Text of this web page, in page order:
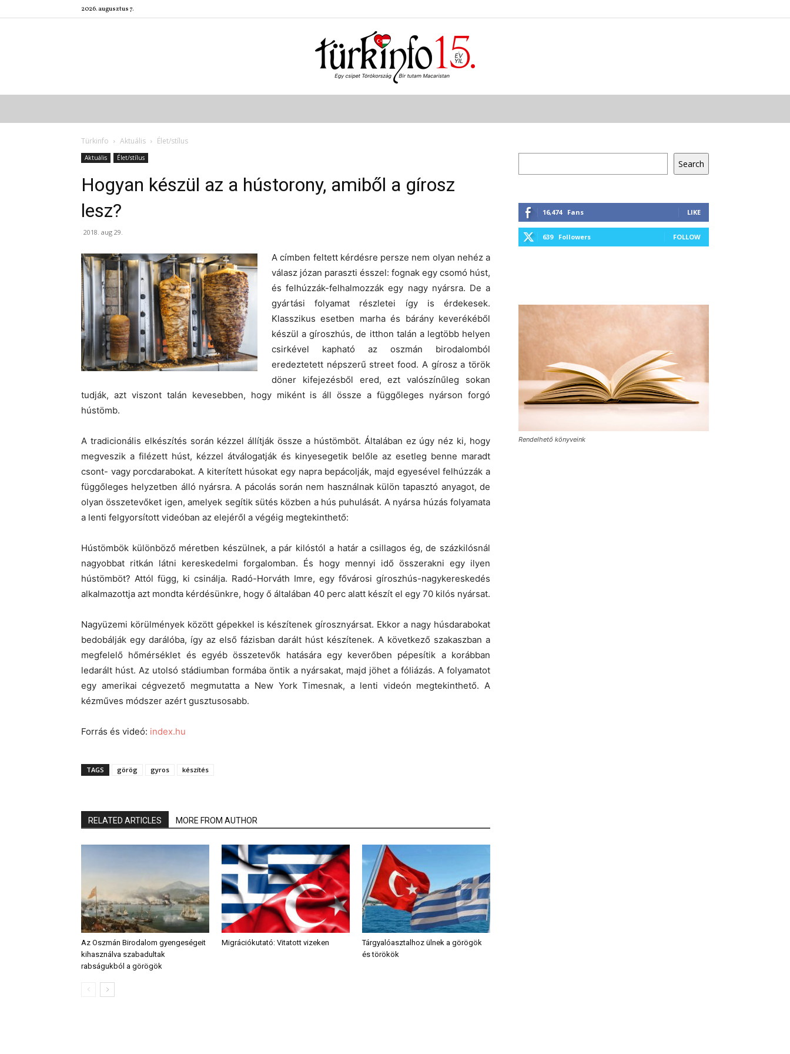
2026. augusztus 7.
Türkinfo
Türkinfo Aktuális Élet/stílus
Aktuális Élet/stílus
Hogyan készül az a hústorony, amiből a gírosz
lesz?
2018. aug 29.
A címben feltett kérdésre persze nem olyan nehéz a
válasz józan paraszti ésszel: fognak egy csomó húst,
és felhúzzák-felhalmozzák egy nagy nyársra. De a
gyártási folyamat részletei így is érdekesek.
Klasszikus esetben marha és bárány keverékéből
készül a gíroszhús, de itthon talán a legtöbb helyen
csirkével kapható az oszmán birodalomból
eredeztetett népszerű street food. A gírosz a török
döner kifejezésből ered, ezt valószínűleg sokan
tudják, azt viszont talán kevesebben, hogy miként is áll össze a függőleges nyárson forgó
hústömb.
A tradicionális elkészítés során kézzel állítják össze a hústömböt. Általában ez úgy néz ki, hogy
megveszik a filézett húst, kézzel átválogatják és kinyesegetik belőle az esetleg benne maradt
csont- vagy porcdarabokat. A kiterített húsokat egy napra bepácolják, majd egyesével felhúzzák a
függőleges helyzetben álló nyársra. A pácolás során nem használnak külön tapasztó anyagot, de
olyan összetevőket igen, amelyek segítik sütés közben a hús puhulását. A nyársa húzás folyamata
a lenti felgyorsított videóban az elejéről a végéig megtekinthető:
Hústömbök különböző méretben készülnek, a pár kilóstól a határ a csillagos ég, de százkilósnál
nagyobbat ritkán látni kereskedelmi forgalomban. És hogy mennyi idő összerakni egy ilyen
hústömböt? Attól függ, ki csinálja. Radó-Horváth Imre, egy fővárosi gíroszhús-nagykereskedés
alkalmazottja azt mondta kérdésünkre, hogy ő általában 40 perc alatt készít el egy 70 kilós nyársat.
Nagyüzemi körülmények között gépekkel is készítenek gírosznyársat. Ekkor a nagy húsdarabokat
bedobálják egy darálóba, így az első fázisban darált húst készítenek. A következő szakaszban a
megfelelő hőmérséklet és egyéb összetevők hatására egy keverőben pépesítik a korábban
ledarált húst. Az utolsó stádiumban formába öntik a nyársakat, majd jöhet a fóliázás. A folyamatot
egy amerikai cégvezető megmutatta a New York Timesnak, a lenti videón megtekinthető. A
kézműves módszer azért gusztusosabb.
Forrás és videó: index.hu
TAGS görög gyros készítés
RELATED ARTICLES MORE FROM AUTHOR
Az Oszmán Birodalom gyengeségeit
kihasználva szabadultak
rabságukból a görögök
Migrációkutató: Vitatott vizeken
Tárgyalóasztalhoz ülnek a görögök
és törökök
Search
16,474 Fans LIKE
639 Followers FOLLOW
Rendelhető könyveink